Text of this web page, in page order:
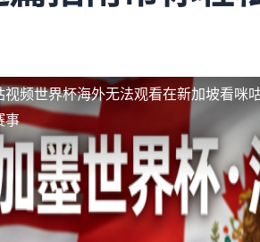
视频世界杯海外无法观看在新加坡看咪
事